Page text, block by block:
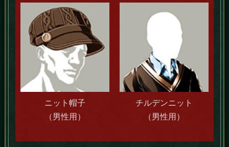
ニット帽子
（男性用）
チルデンニット
（男性用）